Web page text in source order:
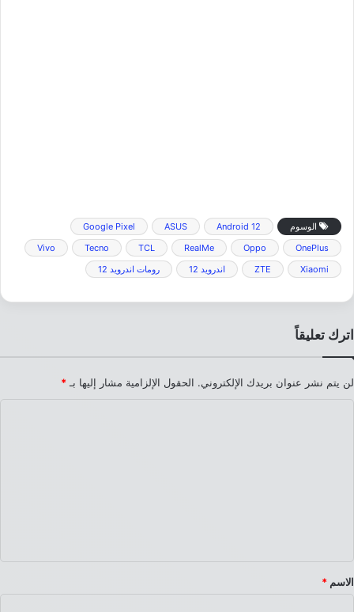
الوسوم Android 12
ASUS
Google Pixel
OnePlus
Oppo
RealMe
TCL
Tecno
Vivo
Xiaomi
ZTE اندرويد 12 رومات اندرويد 12
اترك تعليقاً
لن يتم نشر عنوان بريدك الإلكتروني. الحقول الإلزامية مشار إليها بـ *
*
الاسم *